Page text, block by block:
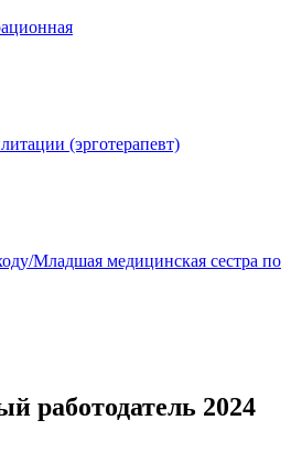
(эрготерапевт)
Младшая медицинская сестра по
работодатель 2024